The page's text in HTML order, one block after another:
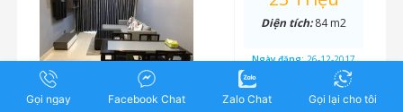
Căn hộ 3PN đầy đủ nội thất Garden Gate cho
Diện tích:84 m2
Ngày đăng:26-12-2017
Gọi ngay Facebook Chat Zalo Chat Gọi lại cho tôi